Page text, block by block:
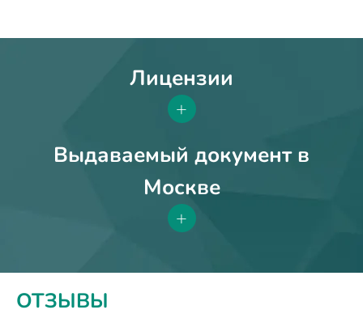
Лицензии
+
Выдаваемый документ в
Москве
+
ОТЗЫВЫ